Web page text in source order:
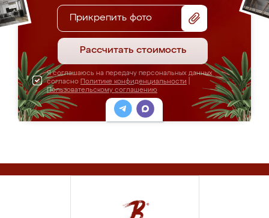
Прикрепить фото
Рассчитать стоимость
Я соглашаюсь на передачу персональных данных
согласно Политике конфиденциальности
Пользовательскому соглашению